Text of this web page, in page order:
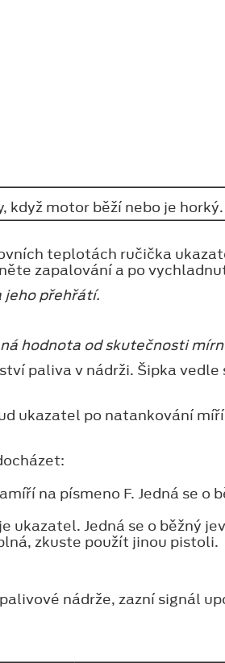
motor běží nebo je horký.
teplotách ručička
zapalování a po
přehřátí.
hodnota od skutečnosti
paliva v nádrži. Šipka
ukazatel po natankování
na písmeno F. Jedná se o
Jedná se o běžný
zkuste použít jinou pistoli.
nádrže, zazní signál